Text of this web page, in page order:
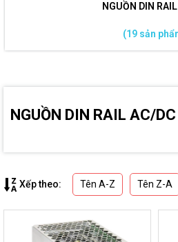
NGUỒN DIN
(19 sản
NGUỒN DIN RAIL AC/
Xếp theo: Tên A-Z Tên Z-A